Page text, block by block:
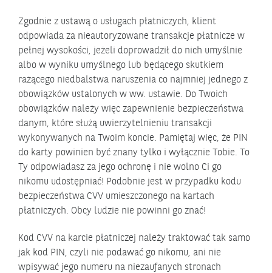
Zgodnie z ustawą o usługach płatniczych, klient
odpowiada za nieautoryzowane transakcje płatnicze w
pełnej wysokości, jeżeli doprowadził do nich umyślnie
albo w wyniku umyślnego lub będącego skutkiem
rażącego niedbalstwa naruszenia co najmniej jednego z
obowiązków ustalonych w ww. ustawie. Do Twoich
obowiązków należy więc zapewnienie bezpieczeństwa
danym, które służą uwierzytelnieniu transakcji
wykonywanych na Twoim koncie. Pamiętaj więc, że PIN
do karty powinien być znany tylko i wyłącznie Tobie. To
Ty odpowiadasz za jego ochronę i nie wolno Ci go
nikomu udostępniać! Podobnie jest w przypadku kodu
bezpieczeństwa CVV umieszczonego na kartach
płatniczych. Obcy ludzie nie powinni go znać!
Kod CVV na karcie płatniczej należy traktować tak samo
jak kod PIN, czyli nie podawać go nikomu, ani nie
wpisywać jego numeru na niezaufanych stronach